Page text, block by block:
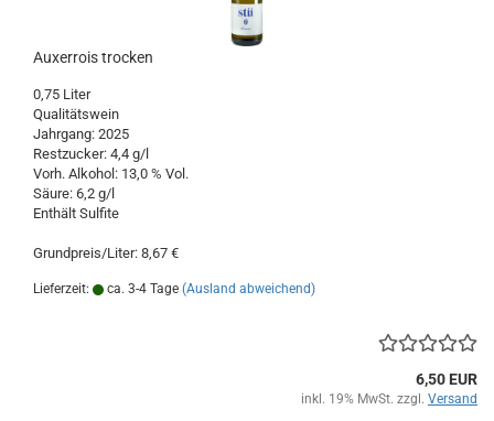
Auxerrois trocken
0,75 Liter
Qualitätswein
Jahrgang: 2025
Restzucker: 4,4 g/l
Vorh. Alkohol: 13,0 % Vol.
Säure: 6,2 g/l
Enthält Sulfite
Grundpreis/Liter: 8,67 €
Lieferzeit: ca. 3-4 Tage (Ausland abweichend)
6,50 EUR
inkl. 19% MwSt. zzgl. Versand